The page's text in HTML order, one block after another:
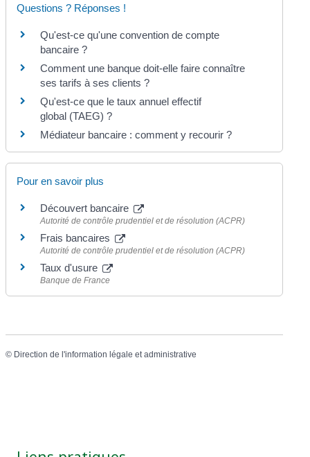
Questions ? Réponses !
Qu'est-ce qu'une convention de compte
bancaire ?
Comment une banque doit-elle faire connaître
ses tarifs à ses clients ?
Qu'est-ce que le taux annuel effectif
global (TAEG) ?
Médiateur bancaire : comment y recourir ?
Pour en savoir plus
Découvert bancaire
Autorité de contrôle prudentiel et de résolution (ACPR)
Frais bancaires
Autorité de contrôle prudentiel et de résolution (ACPR)
Taux d'usure
Banque de France
© Direction de l'information légale et administrative